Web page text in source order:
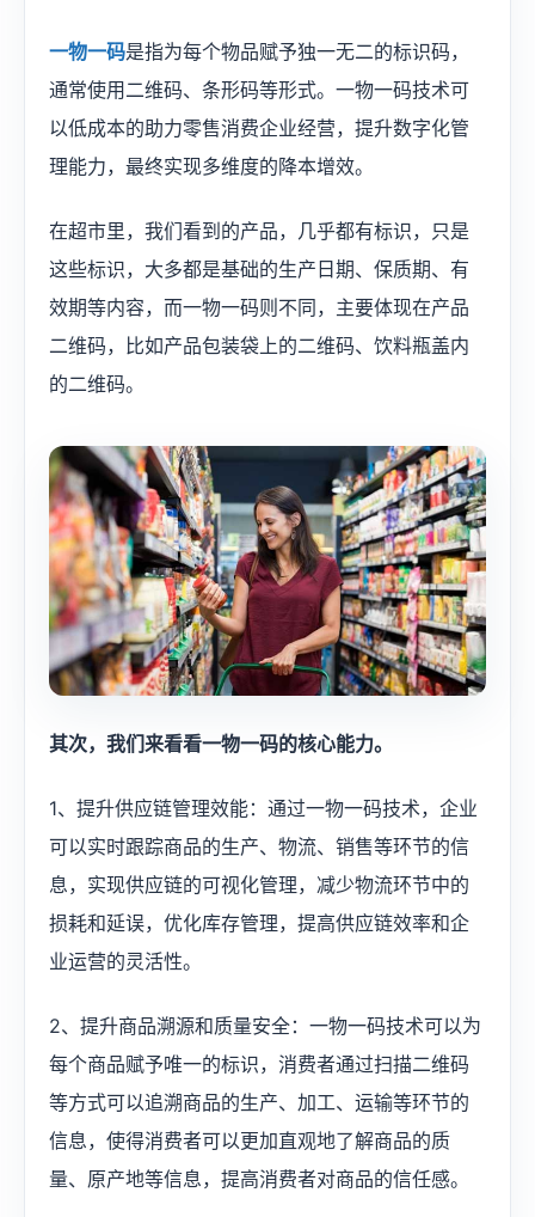
一物一码是指为每个物品赋予独一无二的标识码，
通常使用二维码、条形码等形式。一物一码技术可
以低成本的助力零售消费企业经营，提升数字化管
理能力，最终实现多维度的降本增效。
在超市里，我们看到的产品，几乎都有标识，只是
这些标识，大多都是基础的生产日期、保质期、有
效期等内容，而一物一码则不同，主要体现在产品
二维码，比如产品包装袋上的二维码、饮料瓶盖内
的二维码。
​其次，我们来看看一物一码的核心能力。
1、提升供应链管理效能：通过一物一码技术，企业
可以实时跟踪商品的生产、物流、销售等环节的信
息，实现供应链的可视化管理，减少物流环节中的
损耗和延误，优化库存管理，提高供应链效率和企
业运营的灵活性。
2、提升商品溯源和质量安全：一物一码技术可以为
每个商品赋予唯一的标识，消费者通过扫描二维码
等方式可以追溯商品的生产、加工、运输等环节的
信息，使得消费者可以更加直观地了解商品的质
量、原产地等信息，提高消费者对商品的信任感。